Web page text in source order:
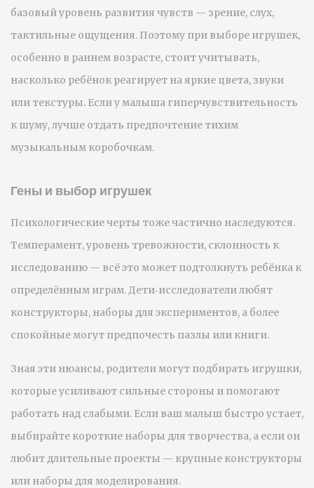
базовый уровень развития чувств — зрение, слух,
тактильные ощущения. Поэтому при выборе игрушек,
особенно в раннем возрасте, стоит учитывать,
насколько ребёнок реагирует на яркие цвета, звуки
или текстуры. Если у малыша гиперчувствительность
к шуму, лучше отдать предпочтение тихим
музыкальным коробочкам.
Гены и выбор игрушек
Психологические черты тоже частично наследуются.
Темперамент, уровень тревожности, склонность к
исследованию — всё это может подтолкнуть ребёнка к
определённым играм. Дети‑исследователи любят
конструкторы, наборы для экспериментов, а более
спокойные могут предпочесть пазлы или книги.
Зная эти нюансы, родители могут подбирать игрушки,
которые усиливают сильные стороны и помогают
работать над слабыми. Если ваш малыш быстро устает,
выбирайте короткие наборы для творчества, а если он
любит длительные проекты — крупные конструкторы
или наборы для моделирования.